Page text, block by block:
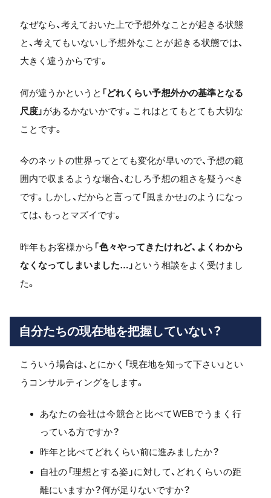
なぜなら、考えておいた上で予想外なことが起きる状態
と、考えてもいないし予想外なことが起きる状態では、
大きく違うからです。
何が違うかというと「どれくらい予想外かの基準となる
尺度」があるかないかです。これはとてもとても大切な
ことです。
今のネットの世界ってとても変化が早いので、予想の範
囲内で収まるような場合、むしろ予想の粗さを疑うべき
です。しかし、だからと言って「風まかせ」のようになっ
ては、もっとマズイです。
昨年もお客様から「色々やってきたけれど、よくわから
なくなってしまいました… 」という相談をよく受けまし
た。
自分たちの現在地を把握していない？
こういう場合は、とにかく「現在地を知って下さい」とい
うコンサルティングをします。
あなたの会社は今競合と比べてWEBでうまく行
っている方ですか？
昨年と比べてどれくらい前に進みましたか？
自社の「理想とする姿」に対して、どれくらいの距
離にいますか？何が足りないですか？